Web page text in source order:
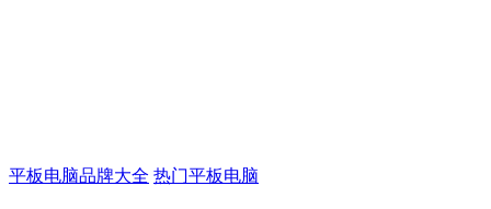
平板电脑品牌大全 热门平板电脑